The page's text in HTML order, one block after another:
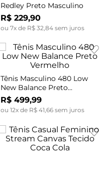
Redley Preto Masculino
R$ 229,90
ou 7x de R$ 32 84sem juros
Tênis Masculino 480 Low
New Balance Preto
Vermelho
R$ 499,99
ou 12x de R$ 41,66sem juros